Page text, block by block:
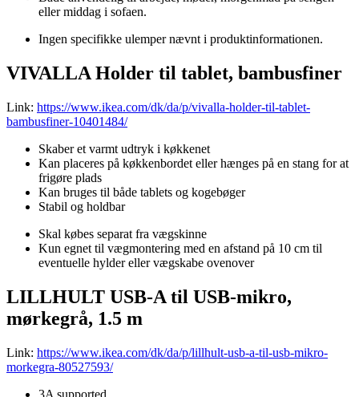
eller middag i sofaen.
Ingen specifikke ulemper nævnt i produktinformationen.
VIVALLA Holder til tablet, bambusfiner
Link: https://www.ikea.com/dk/da/p/vivalla-holder-til-tablet-
bambusfiner-10401484/
Skaber et varmt udtryk i køkkenet
Kan placeres på køkkenbordet eller hænges på en stang for at
frigøre plads
Kan bruges til både tablets og kogebøger
Stabil og holdbar
Skal købes separat fra vægskinne
Kun egnet til vægmontering med en afstand på 10 cm til
eventuelle hylder eller vægskabe ovenover
LILLHULT USB-A til USB-mikro,
mørkegrå, 1.5 m
Link: https://www.ikea.com/dk/da/p/lillhult-usb-a-til-usb-mikro-
morkegra-80527593/
3A supported